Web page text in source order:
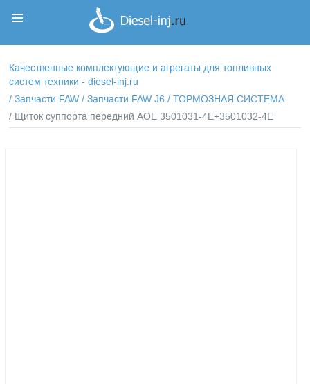
Качественные комплектующие и агрегаты для топливных
систем техники - diesel-inj.ru
/Запчасти FAW /Запчасти FAW J6 /ТОРМОЗНАЯ СИСТЕМА
/ Щиток суппорта передний АОЕ 3501031-4E+3501032-4E